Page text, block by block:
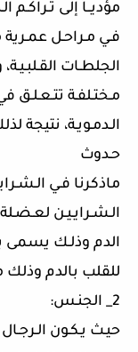
مؤديــاً إلى تـراكـم
فـي مـراحـل عمـرية
الجلطـات
مـختـلفـة تتـعـلـق
الـدمـويـة،
حـدوث
ماذكرنا فـي
الـشـرايـيـن
الدم وذلـك يسمى
للقلب بالدم وذلك
2_ الجنـس:
حيـث يـكـون